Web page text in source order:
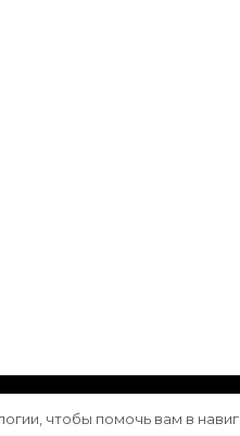
Vilva | Разработана
чтобы помочь вам в